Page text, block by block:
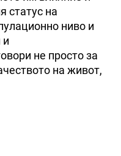
статус на
ниво и
и
не просто за
на живот,